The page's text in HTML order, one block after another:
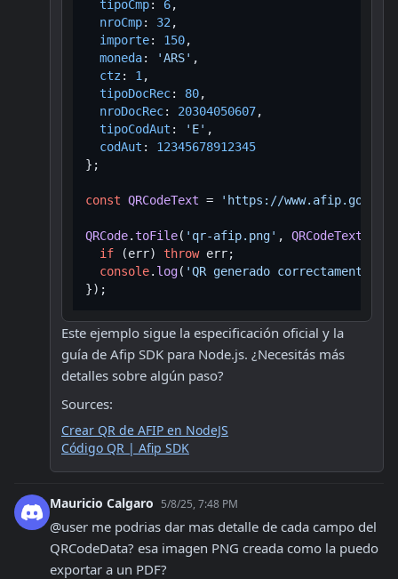
tipoCmp: 6,
nroCmp: 32 ,
importe: 150,
moneda: 'ARS' ,
ctz: 1 ,
tipoDocRec: 80,
nroDocRec: 20304050607,
tipoCodAut : 'E' ,
codAut : 12345678912345
};
const QRCodeText = 'https://
QRCode.toFile( 'qr-afip.png' , QRCodeText
if (err) throw err;
console. log( 'QR generado correctamente'
Este ejemplo sigue la especificación oficial y la
guía de Afip SDK para Node.js. ¿Necesitás más
detalles sobre algún paso?
Sources:
Crear QR de AFIP en NodeJS
Código QR | Afip SDK
Mauricio Calgaro 5/8/25, 7:48 PM
@user me podrias dar mas detalle de cada campo del
QRCodeData? esa imagen PNG creada como la puedo
exportar a un PDF?